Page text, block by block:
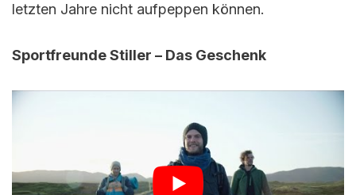
letzten Jahre nicht aufpeppen können.
Sportfreunde Stiller – Das Geschenk